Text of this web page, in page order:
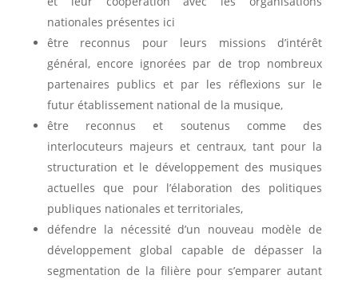
nationales présentes ici
être reconnus pour leurs missions d’intérêt
général, encore ignorées par de trop nombreux
partenaires publics et par les réflexions sur le
futur établissement national de la musique,
être reconnus et soutenus comme des
interlocuteurs majeurs et centraux, tant pour la
structuration et le développement des musiques
actuelles que pour l’élaboration des politiques
publiques nationales et territoriales,
défendre la nécessité d’un nouveau modèle de
développement global capable de dépasser la
segmentation de la filière pour s’emparer autant